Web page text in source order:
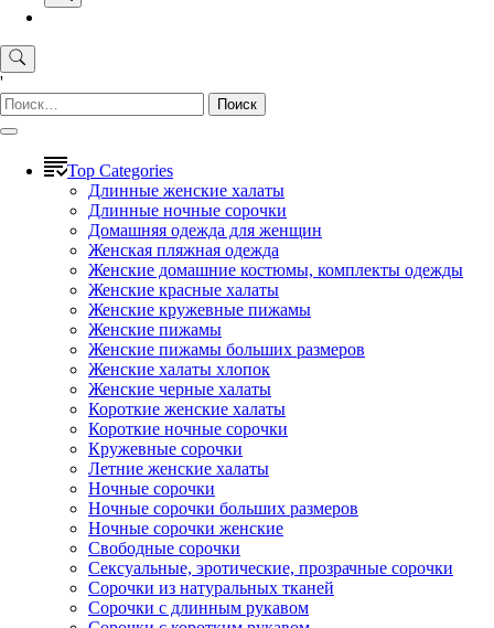
'
Найти:
Top Categories
Длинные женские халаты
Длинные ночные сорочки
Домашняя одежда для женщин
Женская пляжная одежда
Женские домашние костюмы, комплекты одежды
Женские красные халаты
Женские кружевные пижамы
Женские пижамы
Женские пижамы больших размеров
Женские халаты хлопок
Женские черные халаты
Короткие женские халаты
Короткие ночные сорочки
Кружевные сорочки
Летние женские халаты
Ночные сорочки
Ночные сорочки больших размеров
Ночные сорочки женские
Свободные сорочки
Сексуальные, эротические, прозрачные сорочки
Сорочки из натуральных тканей
Сорочки с длинным рукавом